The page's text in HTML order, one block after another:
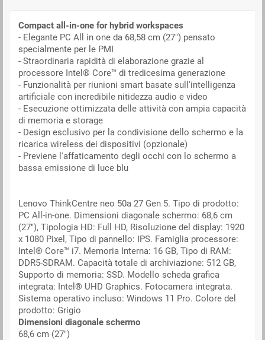
Compact all-in-one for hybrid workspaces
- Elegante PC All in one da 68,58 cm (27") pensato
specialmente per le PMI
- Straordinaria rapidità di elaborazione grazie al
processore Intel® Core™ di tredicesima generazione
- Funzionalità per riunioni smart basate sull'intelligenza
artificiale con incredibile nitidezza audio e video
- Esecuzione ottimizzata delle attività con ampia capacità
di memoria e storage
- Design esclusivo per la condivisione dello schermo e la
ricarica wireless dei dispositivi (opzionale)
- Previene l'affaticamento degli occhi con lo schermo a
bassa emissione di luce blu
Lenovo ThinkCentre neo 50a 27 Gen 5. Tipo di prodotto:
PC All-in-one. Dimensioni diagonale schermo: 68,6 cm
(27"), Tipologia HD: Full HD, Risoluzione del display: 1920
x 1080 Pixel, Tipo di pannello: IPS. Famiglia processore:
Intel® Core™ i7. Memoria Interna: 16 GB, Tipo di RAM:
DDR5-SDRAM. Capacità totale di archiviazione: 512 GB,
Supporto di memoria: SSD. Modello scheda grafica
integrata: Intel® UHD Graphics. Fotocamera integrata.
Sistema operativo incluso: Windows 11 Pro. Colore del
prodotto: Grigio
Dimensioni diagonale schermo
68,6 cm (27")